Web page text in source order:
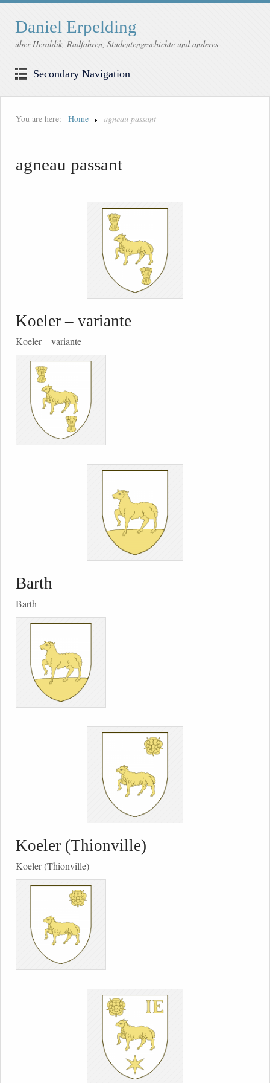
Daniel Erpelding
über Heraldik, Radfahren, Studentengeschichte und anderes
Secondary Navigation
You are here: Home agneau passant
agneau passant
Koeler – variante
Koeler – variante
Barth
Barth
Koeler (Thionville)
Koeler (Thionville)